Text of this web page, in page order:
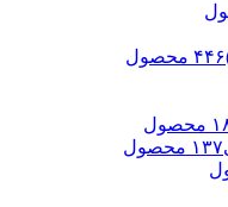
۴۴۶ محصول
محصول
۱۳۷ محصول